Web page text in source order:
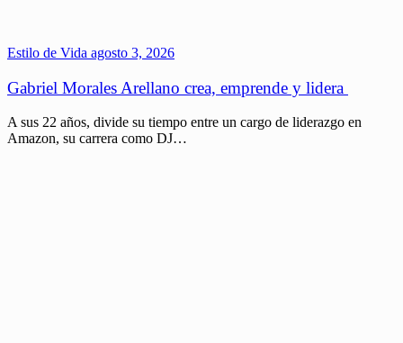
Estilo de Vida agosto 3, 2026
Gabriel Morales Arellano crea, emprende y lidera
A sus 22 años, divide su tiempo entre un cargo de liderazgo en
Amazon, su carrera como DJ…